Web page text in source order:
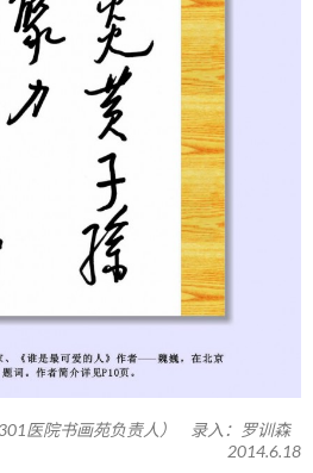
医院书画苑负责人） 录入：罗训森
2014.6.18